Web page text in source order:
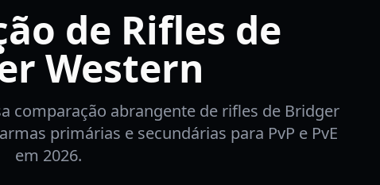
de Rifles de
Western
comparação abrangente de rifles de Bridger
primárias e secundárias para PvP e PvE
em 2026.